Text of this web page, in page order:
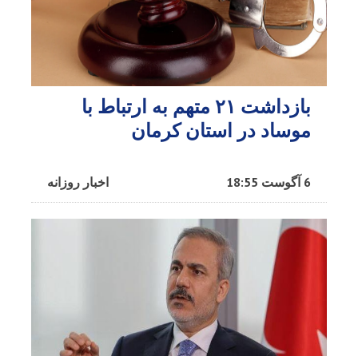
بازداشت ۲۱ متهم به ارتباط با
موساد در استان کرمان
اخبار روزانه 6 آگوست 18:55